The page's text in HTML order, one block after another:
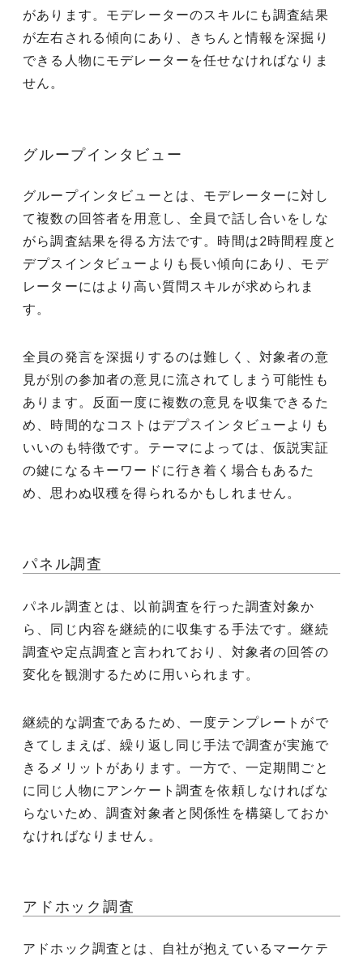
があります。モデレーターのスキルにも調査結果
が左右される傾向にあり、きちんと情報を深掘り
できる人物にモデレーターを任せなければなりま
せん。
グループインタビュー
グループインタビューとは、モデレーターに対し
て複数の回答者を用意し、全員で話し合いをしな
がら調査結果を得る方法です。時間は2時間程度と
デプスインタビューよりも長い傾向にあり、モデ
レーターにはより高い質問スキルが求められま
す。
全員の発言を深掘りするのは難しく、対象者の意
見が別の参加者の意見に流されてしまう可能性も
あります。反面一度に複数の意見を収集できるた
め、時間的なコストはデプスインタビューよりも
いいのも特徴です。テーマによっては、仮説実証
の鍵になるキーワードに行き着く場合もあるた
め、思わぬ収穫を得られるかもしれません。
パネル調査
パネル調査とは、以前調査を行った調査対象か
ら、同じ内容を継続的に収集する手法です。継続
調査や定点調査と言われており、対象者の回答の
変化を観測するために用いられます。
継続的な調査であるため、一度テンプレートがで
きてしまえば、繰り返し同じ手法で調査が実施で
きるメリットがあります。一方で、一定期間ごと
に同じ人物にアンケート調査を依頼しなければな
らないため、調査対象者と関係性を構築しておか
なければなりません。
アドホック調査
アドホック調査とは、自社が抱えているマーケテ